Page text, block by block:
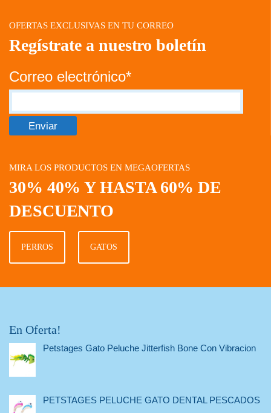
OFERTAS EXCLUSIVAS EN TU CORREO
Regístrate a nuestro boletín
Correo electrónico*
MIRA LOS PRODUCTOS EN MEGAOFERTAS
30% 40% Y HASTA 60% DE
DESCUENTO
PERROS GATOS
En Oferta!
Petstages Gato Peluche Jitterfish Bone Con Vibracion
PETSTAGES PELUCHE GATO DENTAL PESCADOS